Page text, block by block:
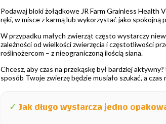
Podawaj bloki żołądkowe JR Farm Grainless Health
ręki, w misce z karmą lub wykorzystać jako spokojną
W przypadku małych zwierząt często wystarczy
zależności od wielkości zwierzęcia i częstotliwości
roślinożercom – z nieograniczoną ilością siana.
Chcesz, aby czas na przekąskę był bardziej
sposób Twoje zwierzę będzie musiało szukać, a
✓ Jak długo wystarcza jedno